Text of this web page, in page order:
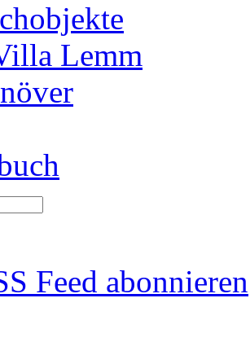
Lemm
Feed abonnieren